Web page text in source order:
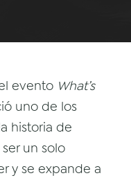
evento What’s
uno de los
historia de
un solo
y se expande a